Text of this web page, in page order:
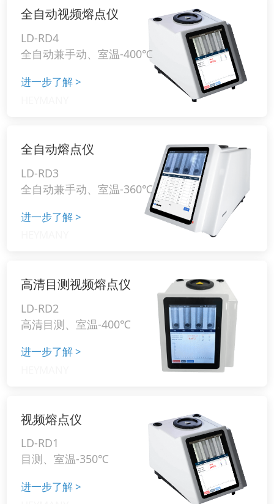
全自动视频熔点仪
LD-RD4
全自动兼手动、室温-400℃
进一步了解>
全自动熔点仪
LD-RD3
全自动兼手动、室温-360℃
进一步了解>
高清目测视频熔点仪
LD-RD2
高清目测、室温-400℃
进一步了解>
视频熔点仪
LD-RD1
目测、室温-350℃
进一步了解>